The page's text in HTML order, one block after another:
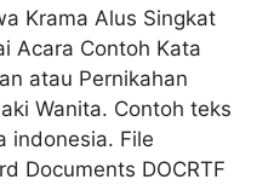
Krama Alus Singkat
Acara Contoh Kata
atau Pernikahan
Wanita. Contoh teks
indonesia. File
Documents DOCRTF